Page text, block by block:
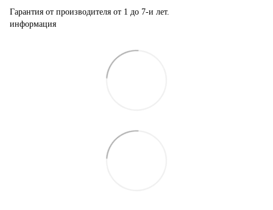
Гарантия от производителя от 1 до 7-и лет.
информация